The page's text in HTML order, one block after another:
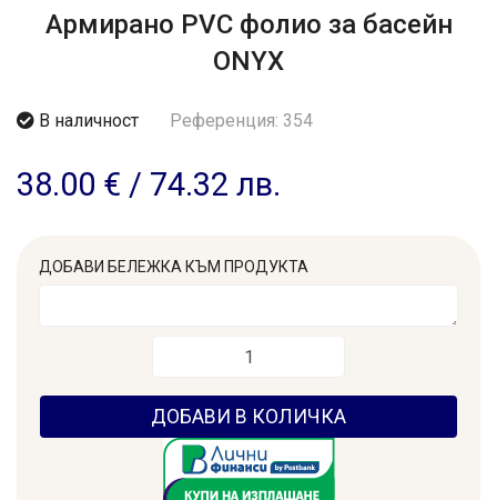
Армирано PVC фолио за басейн
ONYX
В наличност Референция: 354
38.00 € / 74.32 лв.
ДОБАВИ БЕЛЕЖКА КЪМ ПРОДУКТА
ДОБАВИ В КОЛИЧКА